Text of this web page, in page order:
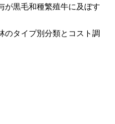
黒毛和種繁殖牛に及ぼす
タイプ別分類とコスト調